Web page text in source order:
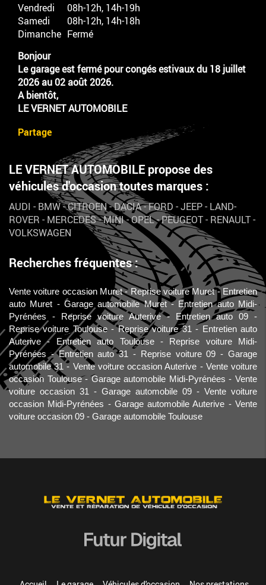
Vendredi
08h-12h, 14h-19h
Samedi
08h-12h, 14h-18h
Dimanche Fermé
Bonjour
Le garage est fermé pour congés estivaux du 18 juillet
2026 au 02 août 2026.
A bientôt,
LE VERNET AUTOMOBILE
Partage
LE VERNET AUTOMOBILE propose des
véhicules d'occasion toutes marques :
AUDI - BMW-CITROEN-DACIA-FORD -JEEP- LAND-
ROVER - MERCEDES-MINI-OPEL-PEUGEOT- RENAULT-
VOLKSWAGEN
Recherches fréquentes :
Vente voiture occasion Muret Reprise voiture Muret
Entretien
auto Muret
Garage automobile Muret
Entretien auto Midi-
Pyrénées
Reprise voiture Auterive
Entretien auto 09
Reprise voiture Toulouse
Reprise voiture 31
Entretien auto
Auterive
Entretien auto Toulouse
Reprise voiture Midi-
Pyrénées
Entretien auto 31 Reprise voiture 09
Garage
automobile 31
Vente voiture occasion Auterive
Vente voiture
occasion Toulouse
Garage automobile Midi-Pyrénées
Vente
voiture occasion 31
Garage automobile 09
Vente voiture
occasion Midi-Pyrénées
Garage automobile Auterive
Vente
voiture occasion 09
Garage automobile Toulouse